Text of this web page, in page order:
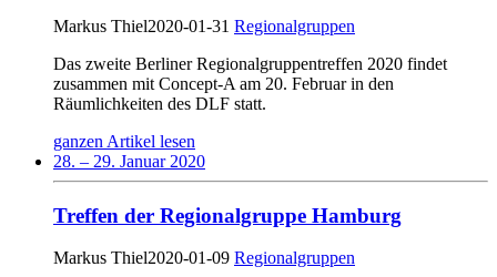
Markus Thiel2020-01-31 Regionalgruppen
Das zweite Berliner Regionalgruppentreffen 2020 findet
zusammen mit Concept-A am 20. Februar in den
Räumlichkeiten des DLF statt.
ganzen Artikel lesen
28. – 29. Januar 2020
Treffen der Regionalgruppe Hamburg
Markus Thiel2020-01-09 Regionalgruppen